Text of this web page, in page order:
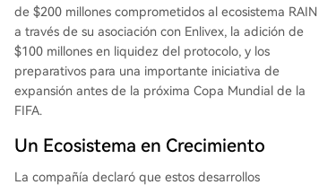
de $200 millones comprometidos al ecosistema RAIN
a través de su asociación con Enlivex, la adición de
$100 millones en liquidez del protocolo, y los
preparativos para una importante iniciativa de
expansión antes de la próxima Copa Mundial de la
FIFA.
Un Ecosistema en Crecimiento
La compañía declaró que estos desarrollos